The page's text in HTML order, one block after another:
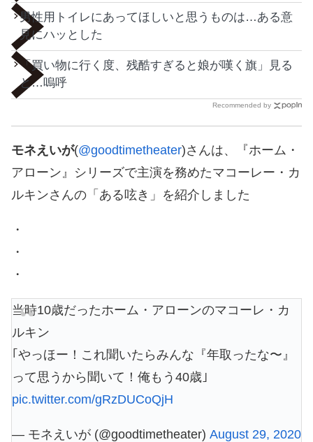
男性用トイレにあってほしいと思うものは…ある意
見にハッとした
「買い物に行く度、残酷すぎると娘が嘆く旗」見る
と…嗚呼
Recommended by
モネえいが(@goodtimetheater)さんは、『ホーム・
アローン』シリーズで主演を務めたマコーレー・カ
ルキンさんの「ある呟き」を紹介しました
・
・
・
当時10歳だったホーム・アローンのマコーレ・カ
ルキン
｢やっほー！これ聞いたらみんな『年取ったな〜』
って思うから聞いて！俺もう40歳｣
pic.twitter.com/gRzDUCoQjH
— モネえいが (@goodtimetheater) August 29, 2020